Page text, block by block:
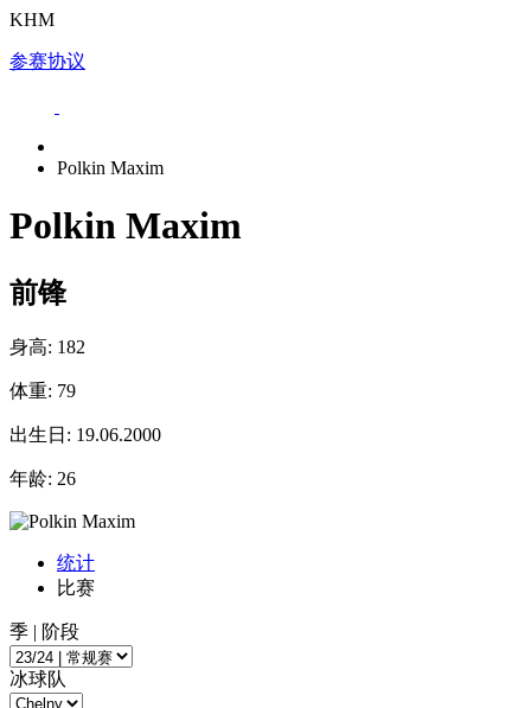
KHM
参赛协议
Polkin Maxim
Polkin Maxim
前锋
身高: 182
体重: 79
出生日: 19.06.2000
年龄: 26
统计
比赛
季 | 阶段
冰球队